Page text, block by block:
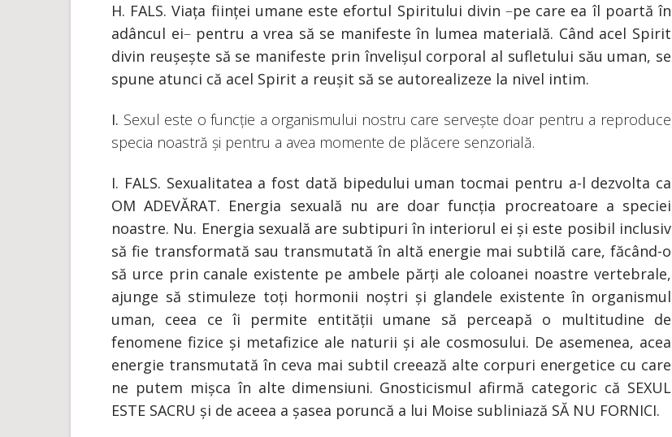
H. FALS. Viața ființei umane este efortul Spiritului divin –pe care ea îl poartă în
adâncul ei– pentru a vrea să se manifeste în lumea materială. Când acel Spirit
divin reușește să se manifeste prin învelișul corporal al sufletului său uman, se
spune atunci că acel Spirit a reușit să se autorealizeze la nivel intim.
I. Sexul este o funcție a organismului nostru care servește doar pentru a reproduce
specia noastră și pentru a avea momente de plăcere senzorială.
I. FALS. Sexualitatea a fost dată bipedului uman tocmai pentru a-l dezvolta ca
OM ADEVĂRAT. Energia sexuală nu are doar funcția procreatoare a speciei
noastre. Nu. Energia sexuală are subtipuri în interiorul ei și este posibil inclusiv
să fie transformată sau transmutată în altă energie mai subtilă care, făcând-o
să urce prin canale existente pe ambele părți ale coloanei noastre vertebrale,
ajunge să stimuleze toți hormonii noștri și glandele existente în organismul
uman, ceea ce îi permite entității umane să perceapă o multitudine de
fenomene fizice și metafizice ale naturii și ale cosmosului. De asemenea, acea
energie transmutată în ceva mai subtil creează alte corpuri energetice cu care
ne putem mișca în alte dimensiuni. Gnosticismul afirmă categoric că SEXUL
ESTE SACRU și de aceea a șasea poruncă a lui Moise subliniază SĂ NU FORNICI.